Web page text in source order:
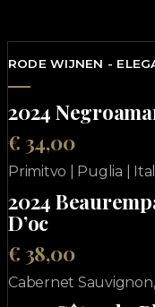
RODE WIJNEN -
2024
€ 34,00
Primitvo | Puglia |
2024
D’oc
€ 38,00
Cabernet